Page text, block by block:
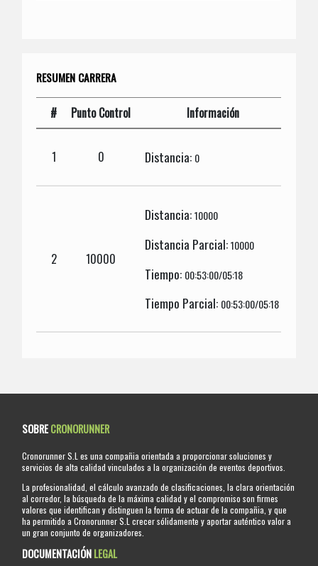
RESUMEN CARRERA
# Punto Control Información
1 0 Distancia: 0
2 10000
Distancia:10000
Distancia Parcial:10000
Tiempo: 00:53:00/05:18
Tiempo Parcial: 00:53:00/05:18
SOBRECRONORUNNER
Cronorunner S.L es una compañia orientada a proporcionar soluciones y
servicios de alta calidad vinculados a la organización de eventos deportivos.
La profesionalidad, el cálculo avanzado de clasificaciones, la clara orientación
al corredor, la búsqueda de la máxima calidad y el compromiso son firmes
valores que identifican y distinguen la forma de actuar de la compañia, y que
ha permitido a Cronorunner S.L crecer sólidamente y aportar auténtico valor a
un gran conjunto de organizadores.
DOCUMENTACIÓNLEGAL